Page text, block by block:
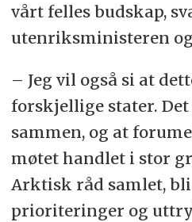
vårt felles budskap,
utenriksministeren
– Jeg vil også si at
forskjellige stater. Det
sammen, og at
møtet handlet i stor
Arktisk råd samlet,
prioriteringer og